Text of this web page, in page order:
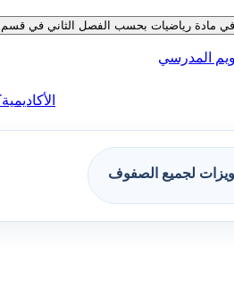
رياضيات بحسب الفصل الثاني في قسم أوراق
المدرسي
الأكاديمية
لجميع الصفوف